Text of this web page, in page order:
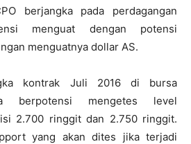
berjangka pada perdagangan
menguat dengan potensi
menguatnya dollar AS.
kontrak Juli 2016 di bursa
berpotensi mengetes level
2.700 ringgit dan 2.750 ringgit.
yang akan dites jika terjadi